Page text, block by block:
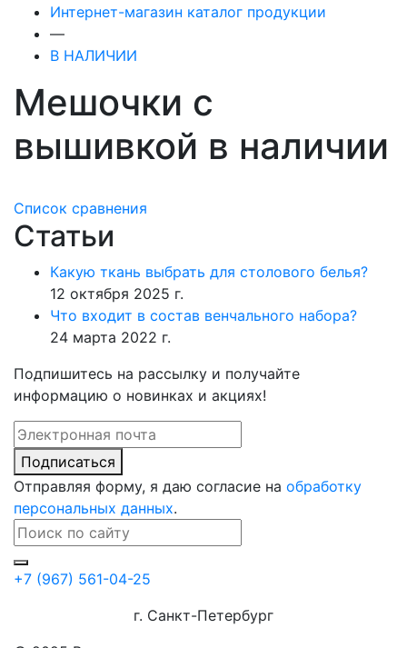
Интернет-магазин каталог продукции
—
В НАЛИЧИИ
Мешочки с
вышивкой в наличии
Список сравнения
Статьи
Какую ткань выбрать для столового белья?
12 октября 2025 г.
Что входит в состав венчального набора?
24 марта 2022 г.
Подпишитесь на рассылку и получайте
информацию о новинках и акциях!
Подписаться
Отправляя форму, я даю согласие на обработку
персональных данных.
+7 (967) 561-04-25
г. Санкт-Петербург